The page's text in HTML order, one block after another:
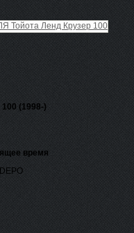
(1998-)
время